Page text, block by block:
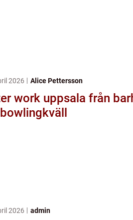
2026 Alice Pettersson
uppsala från barhäng
2026 admin